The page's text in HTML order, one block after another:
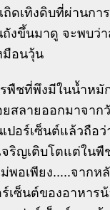
ถิดเทิงดิบที่ผ่านก
งขึ้นมาดู จะพบว่
มือนวุ้น
พืชที่พึงมีในน้ำหมั
สลายออกมาจาก
ปอร์เซ็นต์แล้วถือ
จริญเติบโตแต่ใน
พอเพียง.....จากห
เซ็นต์ของอาหาร